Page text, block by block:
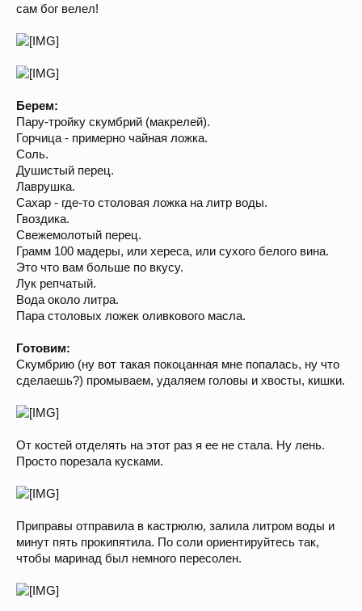
сам бог велел!
Берем:
Пару-тройку скумбрий (макрелей).
Горчица - примерно чайная ложка.
Соль.
Душистый перец.
Лаврушка.
Сахар - где-то столовая ложка на литр воды.
Гвоздика.
Свежемолотый перец.
Грамм 100 мадеры, или хереса, или сухого белого вина.
Это что вам больше по вкусу.
Лук репчатый.
Вода около литра.
Пара столовых ложек оливкового масла.
Готовим:
Скумбрию (ну вот такая покоцанная мне попалась, ну что
сделаешь?) промываем, удаляем головы и хвосты, кишки.
От костей отделять на этот раз я ее не стала. Ну лень.
Просто порезала кусками.
Приправы отправила в кастрюлю, залила литром воды и
минут пять прокипятила. По соли ориентируйтесь так,
чтобы маринад был немного пересолен.